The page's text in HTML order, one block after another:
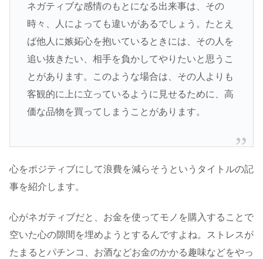
ネガティブな感情のもとになる出来事は、その
時々、人によっても違いがあるでしょう。たとえ
ば他人に嫉妬心を抱いているときには、その人を
追い抜きたい、相手を負かしてやりたいと思うこ
とがあります。このような場合は、その人よりも
客観的に上に立っているように見せるために、高
価な品物を買ってしまうことがあります。
心をポジティブにして浪費を減らそうというタイトルの記
事を紹介します。
心がネガティブだと、お金を使ってモノを購入することで
空いた心の隙間を埋めようとするんですよね。ストレスが
たまるとパチンコ、お酒などお金のかかる趣味などをやっ